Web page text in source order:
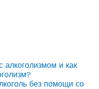
алкоголизмом и как
без помощи со